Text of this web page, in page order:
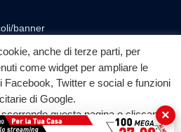
banner
◎ ▶
YouTube
anche di terze parti, per
come widget per ampliare le
Facebook, Twitter e social e funzioni
di Google.
questa pagina o cliccando
×